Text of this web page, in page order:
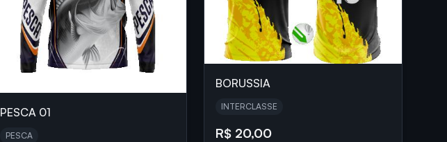
PESCA 01
PESCA
BORUSSIA
INTERCLASSE
R$ 20,00